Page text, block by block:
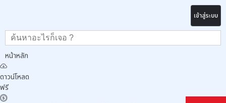
เข้าสู่ระบบ
หน้าหลัก
ดาวน์โหลด
ฟรี